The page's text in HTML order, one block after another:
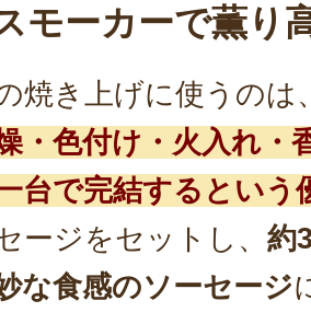
モーカーで薫り
焼き上げに使うのは
・色付け・火入れ・
台で完結するという
ージをセットし、 約
な食感のソーセージ